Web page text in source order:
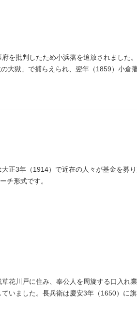
を批判したため小浜藩を追放されました
大獄」で捕らえられ、翌年（1859）小倉藩
正3年（1914）で近在の人々が基金を募
チ形式です。
花川戸に住み、奉公人を周旋する口入れ
いました。長兵衛は慶安3年（1650）に旗